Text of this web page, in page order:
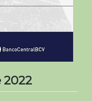
2022